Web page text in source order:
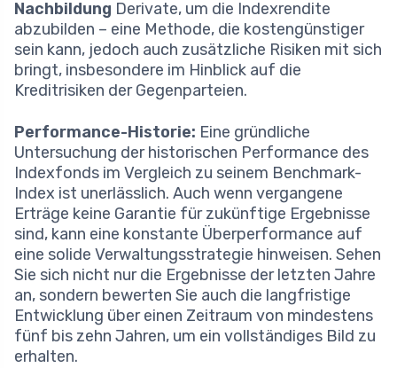
Nachbildung Derivate, um die Indexrendite
abzubilden – eine Methode, die kostengünstiger
sein kann, jedoch auch zusätzliche Risiken mit sich
bringt, insbesondere im Hinblick auf die
Kreditrisiken der Gegenparteien.
Performance-Historie: Eine gründliche
Untersuchung der historischen Performance des
Indexfonds im Vergleich zu seinem Benchmark-
Index ist unerlässlich. Auch wenn vergangene
Erträge keine Garantie für zukünftige Ergebnisse
sind, kann eine konstante Überperformance auf
eine solide Verwaltungsstrategie hinweisen. Sehen
Sie sich nicht nur die Ergebnisse der letzten Jahre
an, sondern bewerten Sie auch die langfristige
Entwicklung über einen Zeitraum von mindestens
fünf bis zehn Jahren, um ein vollständiges Bild zu
erhalten.